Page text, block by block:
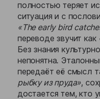
полностью теряет
ситуация и с
«The early bird
переводе звучит как
Без знания
непонятна.
передаёт её смысл
рыбку из пруда»,
достается тем, кто